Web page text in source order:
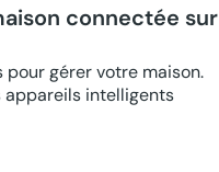
connectée sur
pour gérer votre maison.
intelligents